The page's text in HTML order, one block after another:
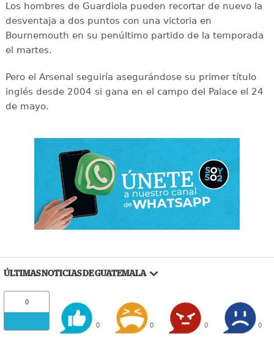
Los hombres de Guardiola pueden recortar de nuevo la
desventaja a dos puntos con una victoria en
Bournemouth en su penúltimo partido de la temporada
el martes.
Pero el Arsenal seguiría asegurándose su primer título
inglés desde 2004 si gana en el campo del Palace el 24
de mayo.
ÚLTIMAS NOTICIAS DE GUATEMALA
0
0 0 0 0